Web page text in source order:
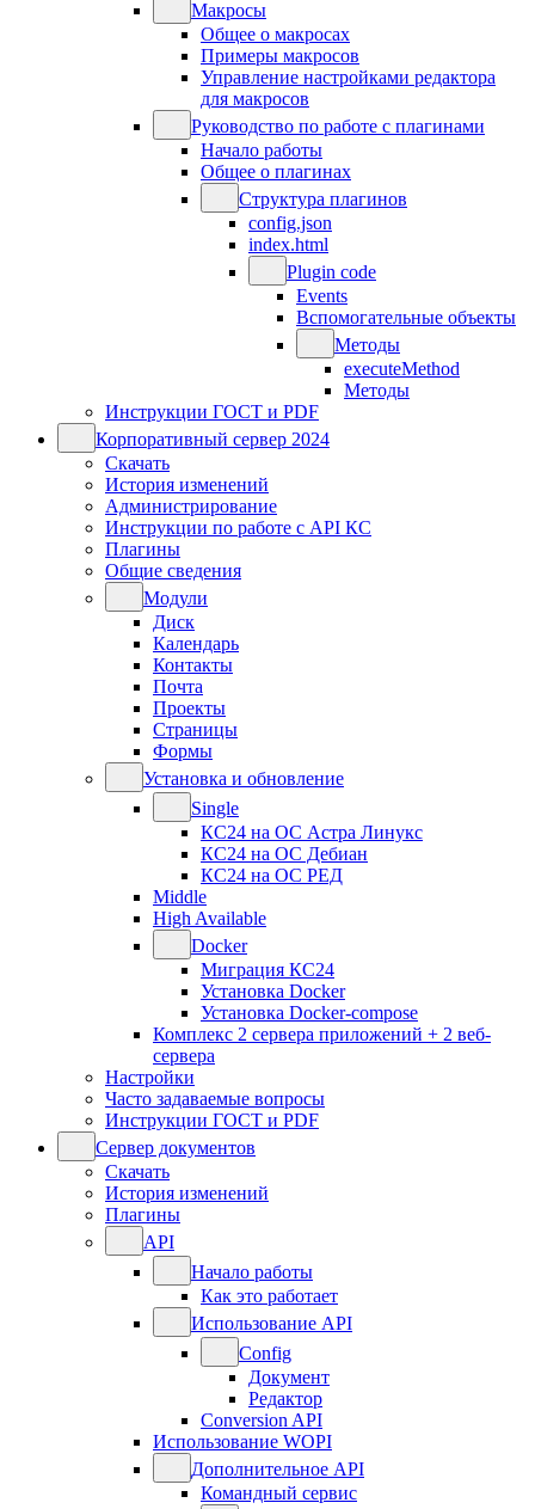
Макросы
Общее о макросах
Примеры макросов
Управление настройками редактора
для макросов
Руководство по работе с плагинами
Начало работы
Общее о плагинах
Структура плагинов
config.json
index.html
Plugin code
Events
Вспомогательные объекты
Методы
executeMethod
Методы
Инструкции ГОСТ и PDF
Корпоративный сервер 2024
Скачать
История изменений
Администрирование
Инструкции по работе с API КС
Плагины
Общие сведения
Модули
Диск
Календарь
Контакты
Почта
Проекты
Страницы
Формы
Установка и обновление
Single
КС24 на ОС Астра Линукс
КС24 на ОС Дебиан
КС24 на ОС РЕД
Middle
High Available
Docker
Миграция КС24
Установка Docker
Установка Docker-compose
Комплекс 2 сервера приложений + 2 веб-
сервера
Настройки
Часто задаваемые вопросы
Инструкции ГОСТ и PDF
Сервер документов
Скачать
История изменений
Плагины
API
Начало работы
Как это работает
Использование API
Config
Документ
Редактор
Conversion API
Использование WOPI
Дополнительное API
Командный сервис